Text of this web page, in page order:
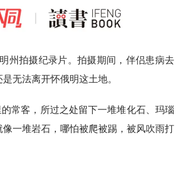
州拍摄纪录片。拍摄期间，伴侣患病去
无法离开怀俄明这土地。
常客，所过之处留下一堆堆化石、玛瑙
一堆岩石，哪怕被爬被踢，被风吹雨打